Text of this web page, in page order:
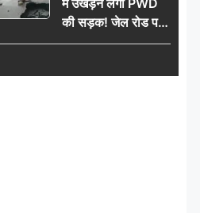
में उखड़ने लगी PWD
की सड़क! जेल रोड पर
गड्ढे ने खोली निर्माण
की उठी मांग